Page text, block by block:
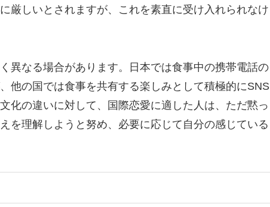
厳しいとされますが、これを素直に受け入れられなけ
異なる場合があります。日本では食事中の携帯電話の
他の国では食事を共有する楽しみとして積極的にSNS
化の違いに対して、国際恋愛に適した人は、ただ黙っ
を理解しようと努め、必要に応じて自分の感じている